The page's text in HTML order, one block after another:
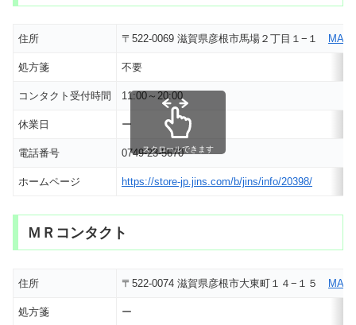
住所 〒522-0069 滋賀県彦根市馬場２丁目１−１ MAP
処方箋 不要
コンタクト受付時間 11:00～20:00
休業日 ー
電話番号 0749-23-5670
ホームページ https://store-jp.jins.com/b/jins/info/20398/
スクロールできます
ＭＲコンタクト
住所 〒522-0074 滋賀県彦根市大東町１４−１５ MAP
処方箋 ー